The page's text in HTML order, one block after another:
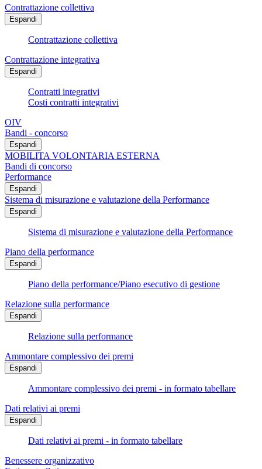
Contrattazione collettiva
Espandi
Contrattazione collettiva
Contrattazione integrativa
Espandi
Contratti integrativi
Costi contratti integrativi
OIV
Bandi - concorso
Espandi
MOBILITA VOLONTARIA ESTERNA
Bandi di concorso
Performance
Espandi
Sistema di misurazione e valutazione della Performance
Espandi
Sistema di misurazione e valutazione della Performance
Piano della performance
Espandi
Piano della performance/Piano esecutivo di gestione
Relazione sulla performance
Espandi
Relazione sulla performance
Ammontare complessivo dei premi
Espandi
Ammontare complessivo dei premi - in formato tabellare
Dati relativi ai premi
Espandi
Dati relativi ai premi - in formato tabellare
Benessere organizzativo